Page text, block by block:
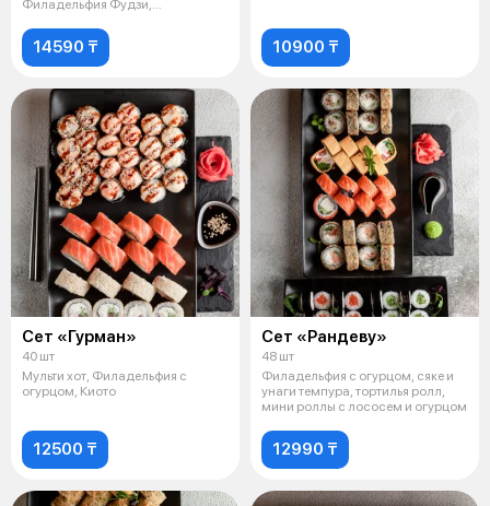
Филадельфия Фудзи,
14590 ₸ 10900 ₸
Сет «Гурман»
40 шт
Мульти хот, Филадельфия с
огурцом, Киото
12500 ₸
Сет «Рандеву»
48 шт
Филадельфия с огурцом, сяке и
унаги темпура, тортилья ролл,
мини роллы с лососем и огурцом
12990 ₸